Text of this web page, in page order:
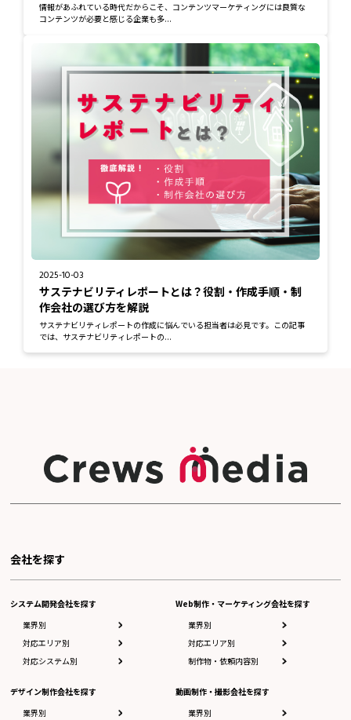
情報があふれている時代だからこそ、コンテンツマーケティングには良質な
コンテンツが必要と感じる企業も多...
2025-10-03
サステナビリティレポートとは？役割・作成手順・制
作会社の選び方を解説
サステナビリティレポートの作成に悩んでいる担当者は必見です。この記事
では、サステナビリティレポートの...
会社を探す
システム開発会社を探す
業界別
対応エリア別
対応システム別
デザイン制作会社を探す
業界別
Web制作・マーケティング会社を探す
業界別
対応エリア別
制作物・依頼内容別
動画制作・撮影会社を探す
業界別